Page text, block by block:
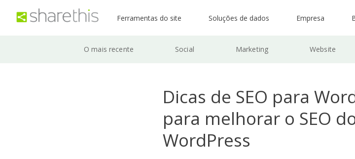
Ferramentas do site Soluções de dados Empresa
O mais recente Social Marketing Website
Dicas de SEO para
para melhorar o SEO
WordPress